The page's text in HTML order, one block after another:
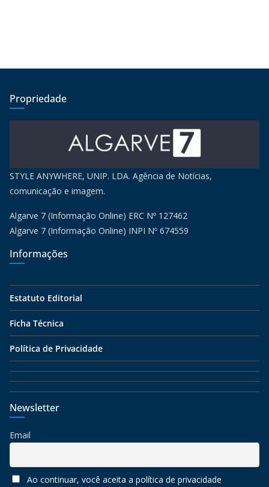
Propriedade
STYLE ANYWHERE, UNIP. LDA. Agência de Notícias,
comunicação e imagem.
Algarve 7 (Informação Online) ERC Nº 127462
Algarve 7 (Informação Online) INPI Nº 674559
Informações
Estatuto Editorial
Ficha Técnica
Política de Privacidade
Newsletter
Email
Ao continuar, você aceita a política de privacidade